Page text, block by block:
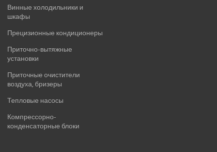
Винные холодильники и
шкафы
Прецизионные кондиционеры
Приточно-вытяжные
установки
Приточные очистители
воздуха, бризеры
Тепловые насосы
Компрессорно-
конденсаторные блоки